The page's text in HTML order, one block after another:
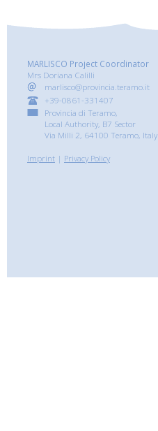
MARLISCO Project Coordinator
Mrs Doriana Calilli
marlisco@provincia.teramo.it
+39-0861-331407
Provincia di Teramo,
Local Authority, B7 Sector
Via Milli 2, 64100 Teramo, Italy
Imprint | Privacy Policy